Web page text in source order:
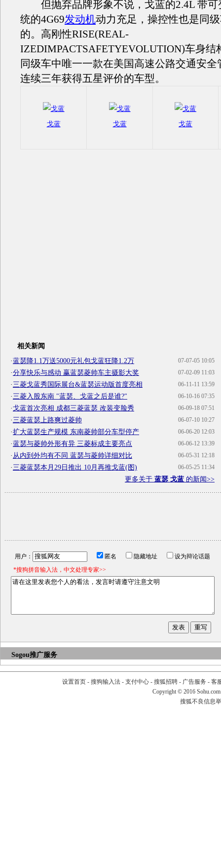
但抛弃品牌形象不说，戈蓝的2.4L 带可
统的4G69发动机动力充足，操控性也是同
的。高刚性RISE(REAL-
IZEDIMPACTSAFETYEVOLUTION)车身结
同级车中唯一一款在美国高速公路交通安全
连续三年获得五星评价的车型。
戈蓝 戈蓝 戈蓝
相关新闻
07-07-05 10:05
·蓝瑟降1.1万送5000元礼包戈蓝狂降1.2万
07-02-09 11:03
·分享快乐与感动 赢蓝瑟菱帅车主摄影大奖
06-11-11 13:59
·三菱戈蓝秀国际展台&蓝瑟运动版首度亮相
06-10-16 07:35
·三菱入股东南 "蓝瑟、戈蓝之后是谁?"
06-09-18 07:51
·戈蓝首次亮相 成都三菱蓝瑟 改装变脸秀
06-07-10 10:27
·三菱蓝瑟上路爽过菱帅
06-06-20 12:03
·扩大蓝瑟生产规模 东南菱帅部分车型停产
06-06-12 13:39
·蓝瑟与菱帅外形有异 三菱标成主要亮点
06-05-31 12:18
· 从内到外均有不同 蓝瑟与菱帅详细对比
06-05-25 11:34
·三菱蓝瑟本月29日推出 10月再推戈蓝(图)
更多关于 蓝瑟 戈蓝 的新闻>>
用户： 匿名 隐藏地址
设为辩论话题
*搜狗拼音输入法，中文处理专家>>
Sogou推广服务
设置首页- 搜狗输入法- 支付中心- 搜狐招聘- 广告服务 - 客
Copyright © 2016
搜狐不良信息